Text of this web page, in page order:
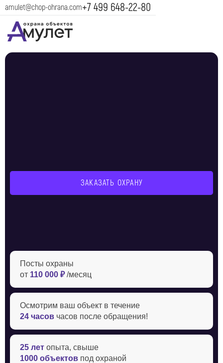
amulet@chop-ohrana.com+7 499 648-22-80
ЗАКАЗАТЬ ОХРАНУ
Посты охраны
от 110 000 ₽/месяц
Осмотрим ваш объект в течение ‍
24 часов часов после обращения!
25 лет опыта, свыше
1000 объектов под охраной